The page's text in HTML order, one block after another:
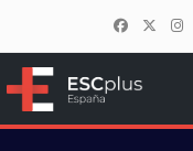
ESCplus